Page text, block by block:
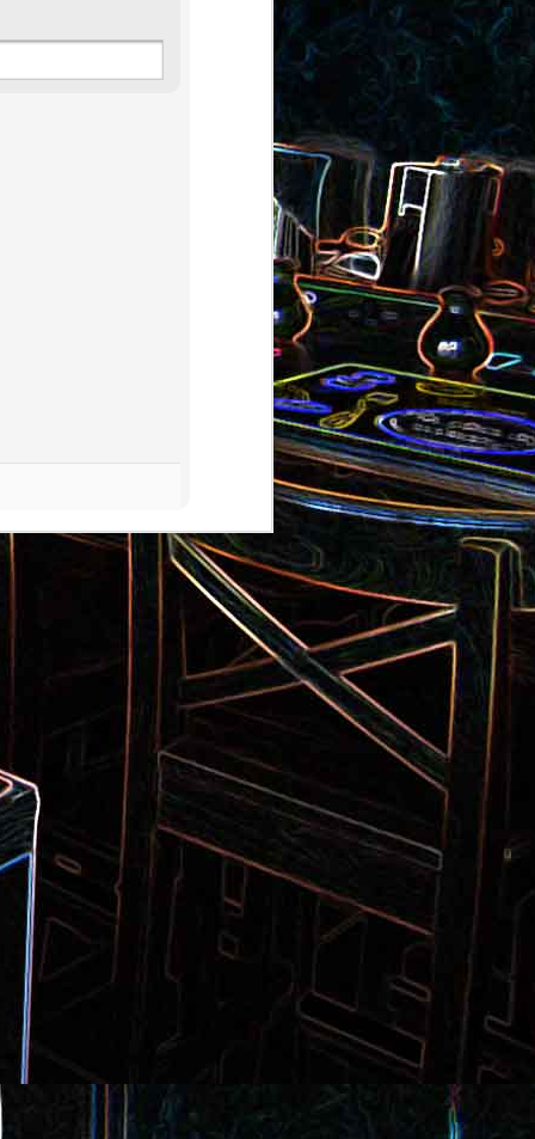
Quiche sans pâte au chorizo
et aux pommes de terre
poêle
Pizza aux pommes de terre et
aux tomates séchées
de Salade de thon aux câpres et
aux deux olives